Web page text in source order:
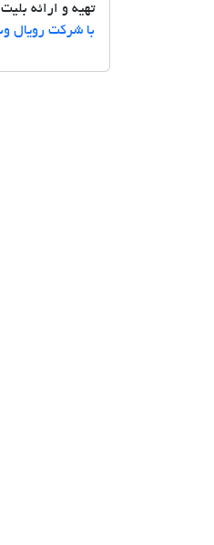
تهیه و ارائه
با شرکت رویال